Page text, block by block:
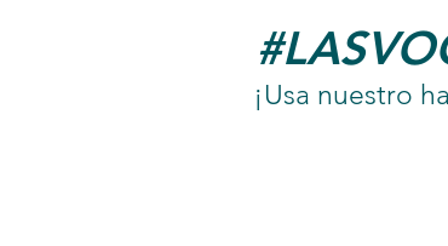
¡Usa nuestro